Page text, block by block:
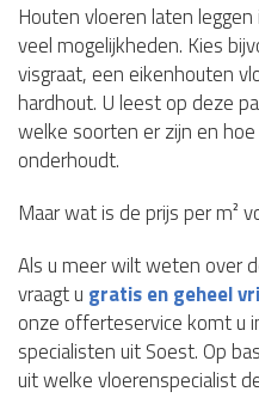
Houten vloeren laten
veel mogelijkheden. Kies
visgraat, een eikenhouten
hardhout. U leest op deze
welke soorten er zijn en
onderhoudt.
Maar wat is de prijs per m²
Als u meer wilt weten over
vraagt u gratis en geheel
onze offerteservice komt u
specialisten uit Soest. Op
uit welke vloerenspecialist